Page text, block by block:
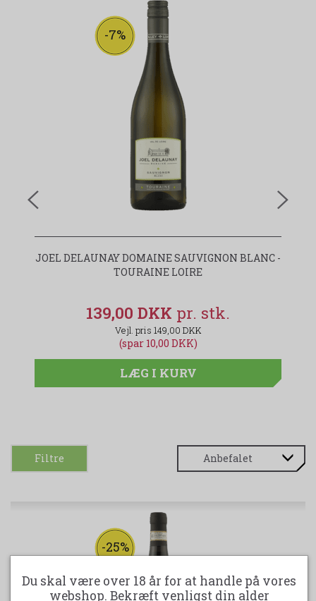
-7%
JOEL DELAUNAY DOMAINE SAUVIGNON BLANC -
TOURAINE LOIRE
139,00 DKK
149,00 DKK
(spar 10,00 DKK)
LÆG I KURV
Filtre
-25%
Du skal være over 18 år for at handle på vores
webshop. Bekræft venligst din alder